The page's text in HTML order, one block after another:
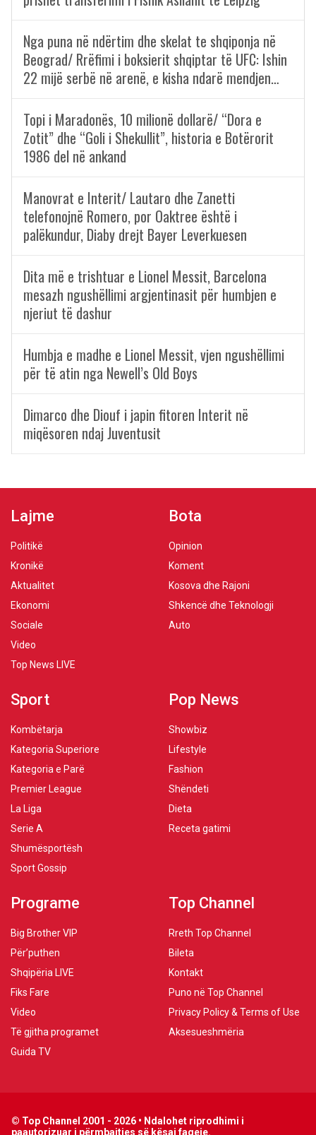
Nga puna në ndërtim dhe skelat te shqiponja në
Beograd/ Rrëfimi i boksierit shqiptar të UFC: Ishin
22 mijë serbë në arenë, e kisha ndarë mendjen…
Topi i Maradonës, 10 milionë dollarë/ “Dora e
Zotit” dhe “Goli i Shekullit”, historia e Botërorit
1986 del në ankand
Manovrat e Interit/ Lautaro dhe Zanetti
telefonojnë Romero, por Oaktree është i
palëkundur, Diaby drejt Bayer Leverkuesen
Dita më e trishtuar e Lionel Messit, Barcelona
mesazh ngushëllimi argjentinasit për humbjen e
njeriut të dashur
Humbja e madhe e Lionel Messit, vjen ngushëllimi
për të atin nga Newell’s Old Boys
Dimarco dhe Diouf i japin fitoren Interit në
miqësoren ndaj Juventusit
Lajme
Politikë
Kronikë
Aktualitet
Ekonomi
Sociale
Video
Top News LIVE
Bota
Opinion
Koment
Kosova dhe Rajoni
Shkencë dhe Teknologji
Auto
Sport
Kombëtarja
Kategoria Superiore
Kategoria e Parë
Premier League
La Liga
Serie A
Shumësportësh
Sport Gossip
Pop News
Showbiz
Lifestyle
Fashion
Shëndeti
Dieta
Receta gatimi
Programe
Big Brother VIP
Për’puthen
Shqipëria LIVE
Fiks Fare
Video
Të gjitha programet
Guida TV
Top Channel
Rreth Top Channel
Bileta
Kontakt
Puno në Top Channel
Privacy Policy & Terms of Use
Aksesueshmëria
© Top Channel 2001 - 2026 • Ndalohet riprodhimi i
paautorizuar i përmbajtjes së kësaj faqeje.